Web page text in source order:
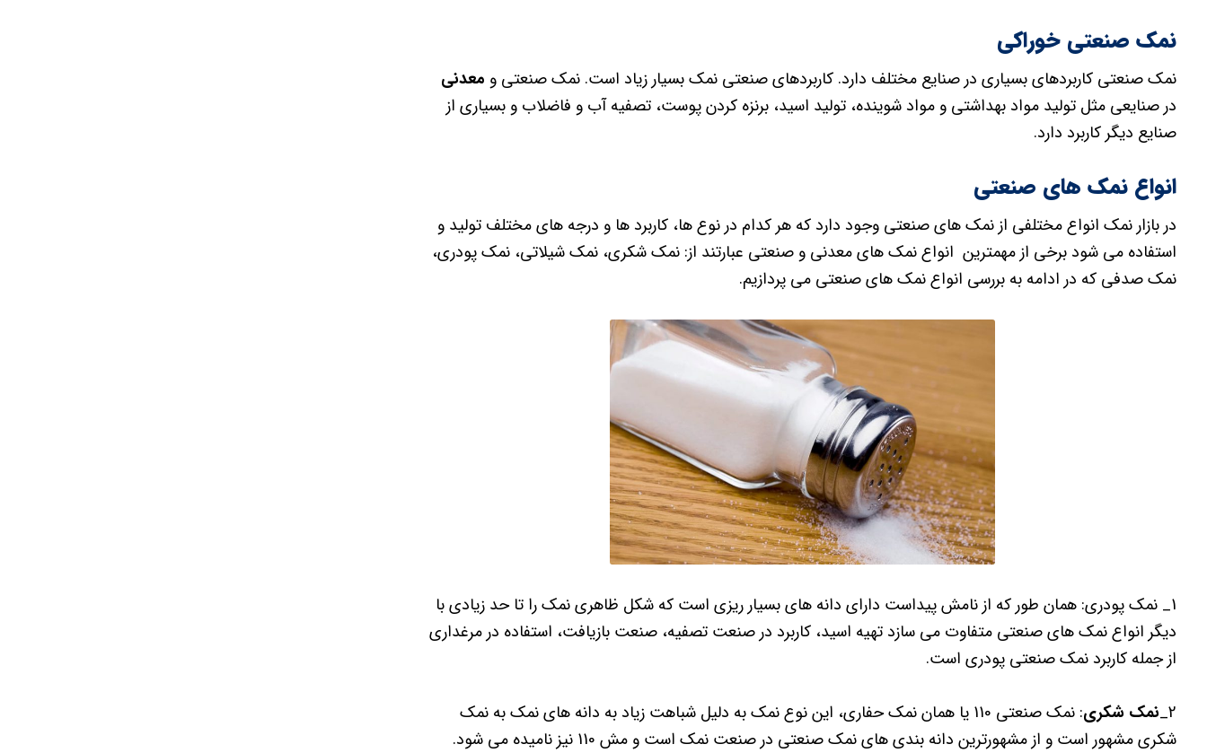
نمک صنعتی خوراکی
نمک صنعتی کاربردهای بسیاری در صنایع مختلف دارد. کاربردهای صنعتی نمک بسیار زیاد است. نمک صنعتی و معدنی
در صنایعی مثل تولید مواد بهداشتی و مواد شوینده، تولید اسید، برنزه کردن پوست، تصفیه آب و فاضلاب و بسیاری از
صنایع دیگر کاربرد دارد.
انواع نمک های صنعتی
در بازار نمک انواع مختلفی از نمک های صنعتی وجود دارد که هر کدام در نوع ها، کاربرد ها و درجه های مختلف تولید و
استفاده می شود برخی از مهمترین انواع نمک های معدنی و صنعتی عبارتند از: نمک شکری، نمک شیلاتی، نمک پودری،
نمک صدفی که در ادامه به بررسی انواع نمک های صنعتی می پردازیم.
1_ نمک پودری: همان طور که از نامش پیداست دارای دانه های بسیار ریزی است که شکل ظاهری نمک را تا حد زیادی با
دیگر انواع نمک های صنعتی متفاوت می سازد تهیه اسید، کاربرد در صنعت تصفیه، صنعت بازیافت، استفاده در مرغداری
از جمله کاربرد نمک صنعتی پودری است.
2_ نمک شکری
: نمک صنعتی 110 یا همان نمک حفاری، این نوع نمک به دلیل شباهت زیاد به دانه های نمک به نمک
شکری مشهور است و از مشهورترین دانه بندی های نمک صنعتی در صنعت نمک است و مش 110 نیز نامیده می شود.